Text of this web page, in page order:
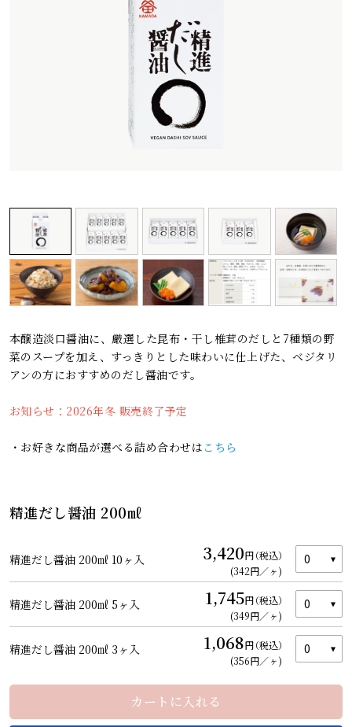
安全・安心への取り組み
会社案内
お電話でのお問い合わせ・ご注文
0120-46-0306
受付時間 / 8:00〜17:30（日・祝日除く）
本醸造淡口醤油に、厳選した昆布・干し椎茸のだしと7種類の野
菜のスープを加え、すっきりとした味わいに仕上げた、ベジタリ
アンの方におすすめのだし醤油です。
お知らせ：2026年冬 販売終了予定
・お好きな商品が選べる詰め合わせは こちら
精進だし醤油 200㎖
精進だし醤油 200㎖ 10ヶ入 3,420円（税込）
(342円／ヶ)
精進だし醤油 200㎖ 5ヶ入 1,745円（税込）
(349円／ヶ)
精進だし醤油 200㎖ 3ヶ入 1,068円（税込）
(356円／ヶ)
カートに入れる
カートを見る